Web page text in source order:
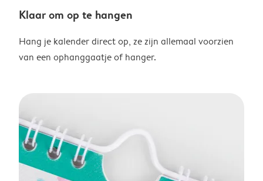
Klaar om op te hangen
Hang je kalender direct op, ze zijn allemaal voorzien
van een ophanggaatje of hanger.